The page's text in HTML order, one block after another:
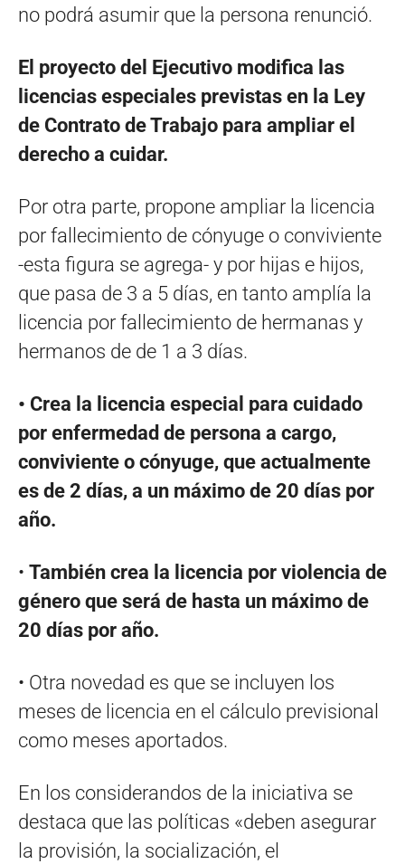
no podrá asumir que la persona renunció.
El proyecto del Ejecutivo modifica las
licencias especiales previstas en la Ley
de Contrato de Trabajo para ampliar el
derecho a cuidar.
Por otra parte, propone ampliar la licencia
por fallecimiento de cónyuge o conviviente
-esta figura se agrega- y por hijas e hijos,
que pasa de 3 a 5 días, en tanto amplía la
licencia por fallecimiento de hermanas y
hermanos de de 1 a 3 días.
• Crea la licencia especial para cuidado
por enfermedad de persona a cargo,
conviviente o cónyuge, que actualmente
es de 2 días, a un máximo de 20 días por
año.
• También crea la licencia por violencia de
género que será de hasta un máximo de
20 días por año.
• Otra novedad es que se incluyen los
meses de licencia en el cálculo previsional
como meses aportados.
En los considerandos de la iniciativa se
destaca que las políticas «deben asegurar
la provisión, la socialización, el